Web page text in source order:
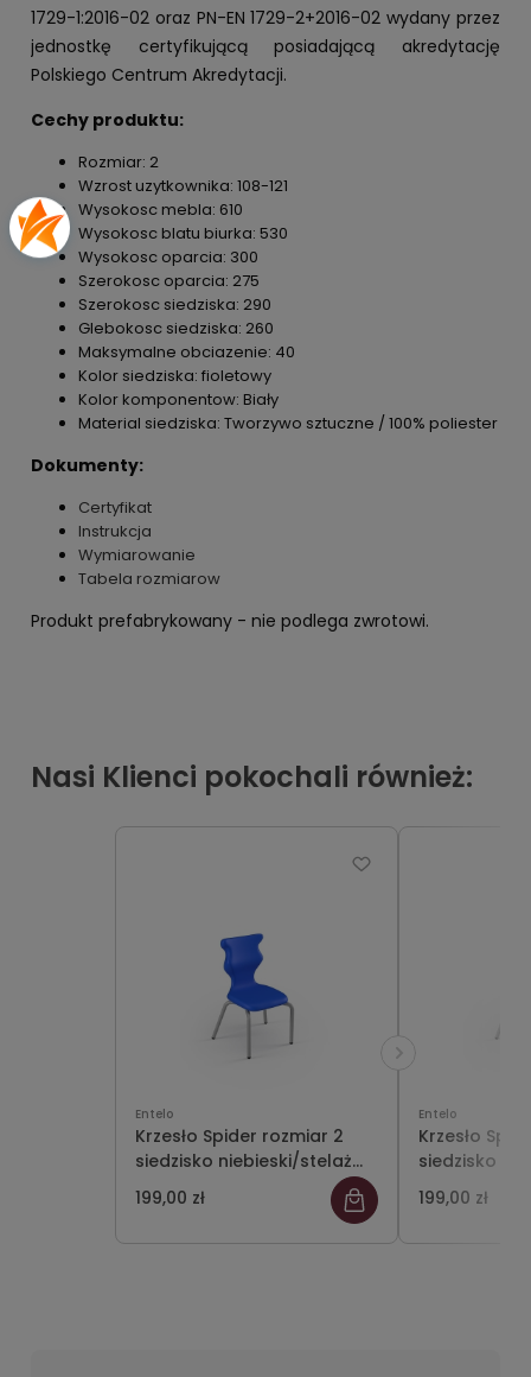
1729-1:2016-02 oraz PN-EN 1729-2+2016-02 wydany przez
jednostkę certyfikującą posiadającą akredytację
Polskiego Centrum Akredytacji.
Cechy produktu:
Rozmiar: 2
Wzrost uzytkownika: 108-121
Wysokosc mebla: 610
Wysokosc blatu biurka: 530
Wysokosc oparcia: 300
Szerokosc oparcia: 275
Szerokosc siedziska: 290
Glebokosc siedziska: 260
Maksymalne obciazenie: 40
Kolor siedziska: fioletowy
Kolor komponentow: Biały
Material siedziska: Tworzywo sztuczne / 100% poliester
Dokumenty:
Certyfikat
Instrukcja
Wymiarowanie
Tabela rozmiarow
Produkt prefabrykowany - nie podlega zwrotowi.
Nasi Klienci pokochali również:
Entelo
Krzesło Spider rozmiar 2
siedzisko niebieski/stelaż
szary
199,00 zł
Entelo
Krzesło
siedzisko
szary
199,00 zł